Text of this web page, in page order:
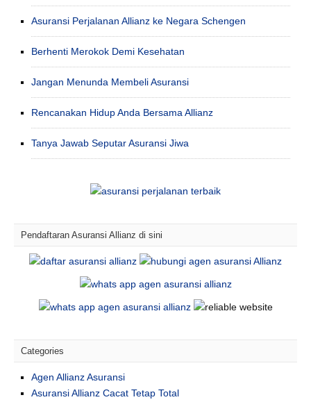
Asuransi Perjalanan Allianz ke Negara Schengen
Berhenti Merokok Demi Kesehatan
Jangan Menunda Membeli Asuransi
Rencanakan Hidup Anda Bersama Allianz
Tanya Jawab Seputar Asuransi Jiwa
Pendaftaran Asuransi Allianz di sini
Categories
Agen Allianz Asuransi
Asuransi Allianz Cacat Tetap Total